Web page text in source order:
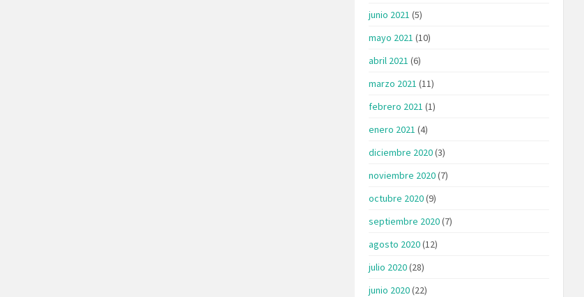
junio 2021 (5)
mayo 2021 (10)
abril 2021 (6)
marzo 2021 (11)
febrero 2021 (1)
enero 2021 (4)
diciembre 2020(3)
noviembre 2020(7)
octubre 2020(9)
septiembre 2020(7)
agosto 2020(12)
julio 2020(28)
junio 2020(22)